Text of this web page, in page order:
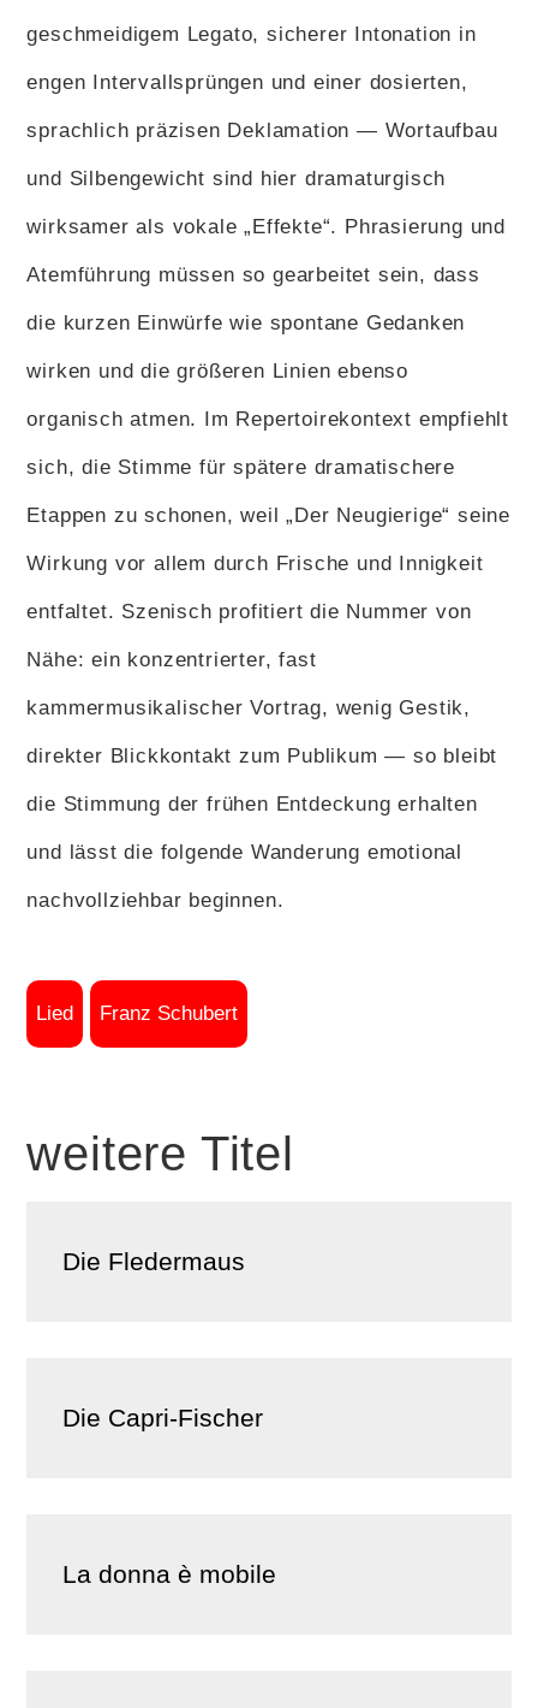
geschmeidigem Legato, sicherer Intonation in
engen Intervallsprüngen und einer dosierten,
sprachlich präzisen Deklamation — Wortaufbau
und Silbengewicht sind hier dramaturgisch
wirksamer als vokale „Effekte“. Phrasierung und
Atemführung müssen so gearbeitet sein, dass
die kurzen Einwürfe wie spontane Gedanken
wirken und die größeren Linien ebenso
organisch atmen. Im Repertoirekontext empfiehlt
sich, die Stimme für spätere dramatischere
Etappen zu schonen, weil „Der Neugierige“ seine
Wirkung vor allem durch Frische und Innigkeit
entfaltet. Szenisch profitiert die Nummer von
Nähe: ein konzentrierter, fast
kammermusikalischer Vortrag, wenig Gestik,
direkter Blickkontakt zum Publikum — so bleibt
die Stimmung der frühen Entdeckung erhalten
und lässt die folgende Wanderung emotional
nachvollziehbar beginnen.
Lied Franz Schubert
weitere Titel
Die Fledermaus
Die Capri-Fischer
La donna è mobile